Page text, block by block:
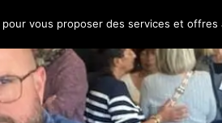
vous proposer des services et